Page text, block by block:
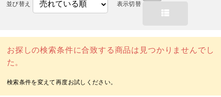
並び替え 表示切替
お探しの検索条件に合致する商品は見つかりませんでし
た。